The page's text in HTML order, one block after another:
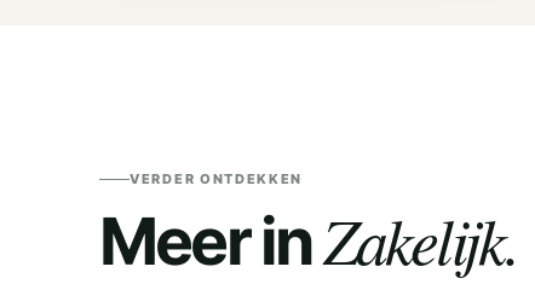
VERDER ONTDEKKEN
Meer inZakelijk.